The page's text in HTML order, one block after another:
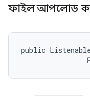
ফাইল আপলোড
public